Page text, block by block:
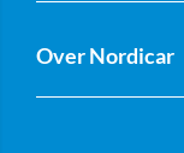
Over Nordicar